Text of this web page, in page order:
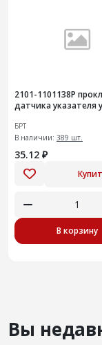
2101-1101138Р
датчика указателя
БРТ
В наличии: 389 шт.
35.12 ₽
В корзину
Вы